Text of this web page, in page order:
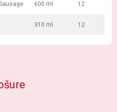
600 ml 12
310 ml 12